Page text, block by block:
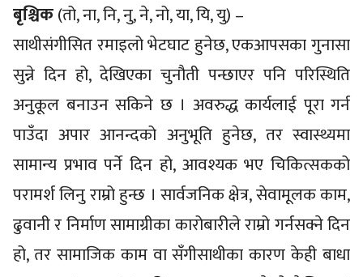
बृश्चिक(तो, ना, नि, नु, ने, नो, या, यि, यु) –
साथीसंगीसित रमाइलो भेटघाट हुनेछ, एकआपसका गुनासा
सुन्ने दिन हो, देखिएका चुनौती पन्छाएर पनि परिस्थिति
अनुकूल बनाउन सकिने छ । अवरुद्ध कार्यलाई पूरा गर्न
पाउँदा अपार आनन्दको अनुभूति हुनेछ, तर स्वास्थ्यमा
सामान्य प्रभाव पर्ने दिन हो, आवश्यक भए चिकित्सकको
परामर्श लिनु राम्रो हुन्छ । सार्वजनिक क्षेत्र, सेवामूलक काम,
ढुवानी र निर्माण सामाग्रीका कारोबारीले राम्रो गर्नसक्ने दिन
हो, तर सामाजिक काम वा सँगीसाथीका कारण केही बाधा